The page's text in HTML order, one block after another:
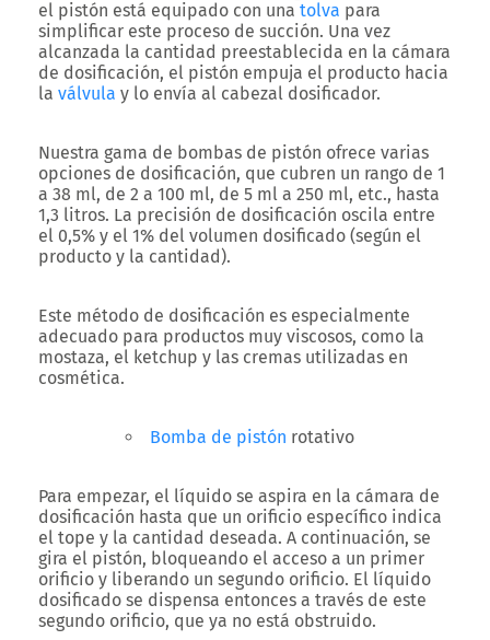
el pistón está equipado con una tolva para
simplificar este proceso de succión. Una vez
alcanzada la cantidad preestablecida en la cámara
de dosificación, el pistón empuja el producto hacia
la válvula y lo envía al cabezal dosificador.
Nuestra gama de bombas de pistón ofrece varias
opciones de dosificación, que cubren un rango de 1
a 38 ml, de 2 a 100 ml, de 5 ml a 250 ml, etc., hasta
1,3 litros. La precisión de dosificación oscila entre
el 0,5% y el 1% del volumen dosificado (según el
producto y la cantidad).
Este método de dosificación es especialmente
adecuado para productos muy viscosos, como la
mostaza, el ketchup y las cremas utilizadas en
cosmética.
Bomba de pistón rotativo
Para empezar, el líquido se aspira en la cámara de
dosificación hasta que un orificio específico indica
el tope y la cantidad deseada. A continuación, se
gira el pistón, bloqueando el acceso a un primer
orificio y liberando un segundo orificio. El líquido
dosificado se dispensa entonces a través de este
segundo orificio, que ya no está obstruido.